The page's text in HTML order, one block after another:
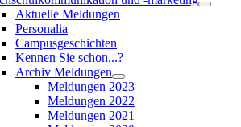
Aktuelle Meldungen
Personalia
Campusgeschichten
Kennen Sie schon...?
Archiv Meldungen
Meldungen 2023
Meldungen 2022
Meldungen 2021